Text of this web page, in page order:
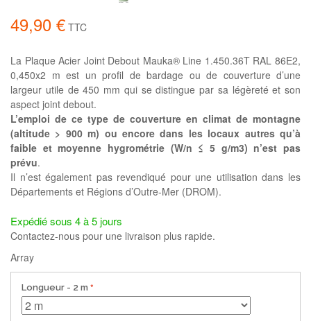
49,90 € TTC
La Plaque Acier Joint Debout Mauka® Line 1.450.36T RAL 86E2,
0,450x2 m est un profil de bardage ou de couverture d’une
largeur utile de 450 mm qui se distingue par sa légèreté et son
aspect joint debout.
L’emploi de ce type de couverture en climat de montagne
(altitude > 900 m) ou encore dans les locaux autres qu’à
faible et moyenne hygrométrie (W/n ≤ 5 g/m3) n’est pas
prévu.
Il n’est également pas revendiqué pour une utilisation dans les
Départements et Régions d’Outre-Mer (DROM).
Expédié sous 4 à 5 jours
Contactez-nous pour une livraison plus rapide.
Array
Longueur - 2 m